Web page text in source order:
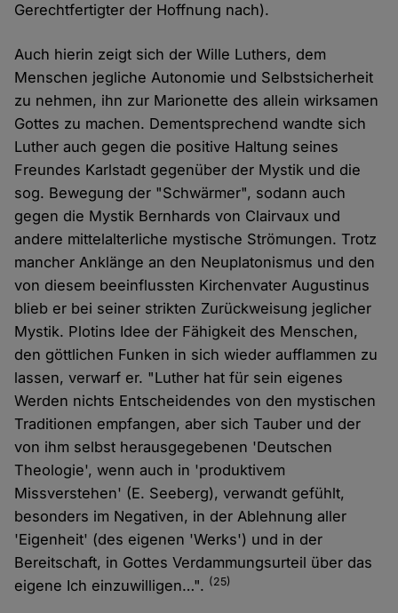
Gerechtfertigter der Hoffnung nach).
Auch hierin zeigt sich der Wille Luthers, dem
Menschen jegliche Autonomie und Selbstsicherheit
zu nehmen, ihn zur Marionette des allein wirksamen
Gottes zu machen. Dementsprechend wandte sich
Luther auch gegen die positive Haltung seines
Freundes Karlstadt gegenüber der Mystik und die
sog. Bewegung der "Schwärmer", sodann auch
gegen die Mystik Bernhards von Clairvaux und
andere mittelalterliche mystische Strömungen. Trotz
mancher Anklänge an den Neuplatonismus und den
von diesem beeinflussten Kirchenvater Augustinus
blieb er bei seiner strikten Zurückweisung jeglicher
Mystik. Plotins Idee der Fähigkeit des Menschen,
den göttlichen Funken in sich wieder aufflammen zu
lassen, verwarf er. "Luther hat für sein eigenes
Werden nichts Entscheidendes von den mystischen
Traditionen empfangen, aber sich Tauber und der
von ihm selbst herausgegebenen 'Deutschen
Theologie', wenn auch in 'produktivem
Missverstehen' (E. Seeberg), verwandt gefühlt,
besonders im Negativen, in der Ablehnung aller
'Eigenheit' (des eigenen 'Werks') und in der
Bereitschaft, in Gottes Verdammungsurteil über das
eigene Ich einzuwilligen…". (25)